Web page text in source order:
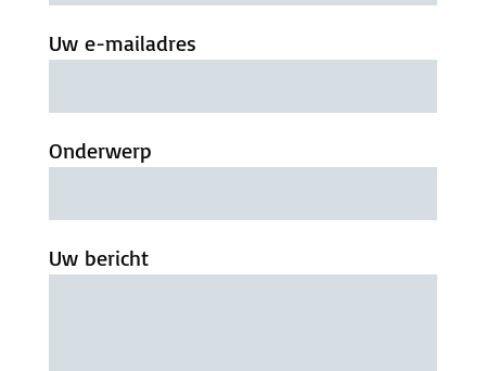
Uw e-mailadres
Onderwerp
Uw bericht